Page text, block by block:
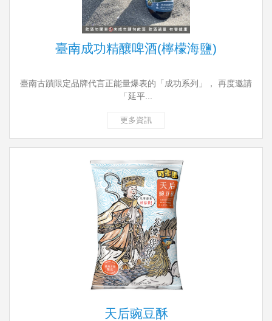
臺南成功精釀啤酒(檸檬海鹽)
臺南古蹟限定品牌代言正能量爆表的「成功系列」， 再度邀請
「延平...
更多資訊
天后豌豆酥